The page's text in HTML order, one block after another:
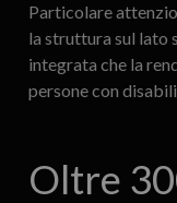
Particolare
la struttura sul lato
integrata che la
persone con
Oltre